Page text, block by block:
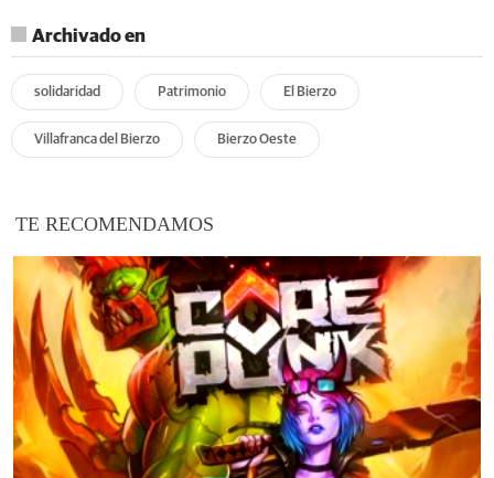
Archivado en
solidaridad Patrimonio El Bierzo
Villafranca del Bierzo Bierzo Oeste
TE RECOMENDAMOS